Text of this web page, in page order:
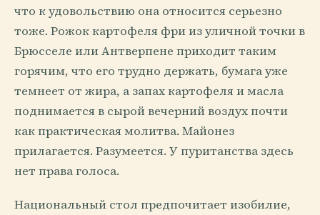
что к удовольствию она относится серьезно
тоже. Рожок картофеля фри из уличной точки в
Брюсселе или Антверпене приходит таким
горячим, что его трудно держать, бумага уже
темнеет от жира, а запах картофеля и масла
поднимается в сырой вечерний воздух почти
как практическая молитва. Майонез
прилагается. Разумеется. У пуританства здесь
нет права голоса.
Национальный стол предпочитает изобилие,